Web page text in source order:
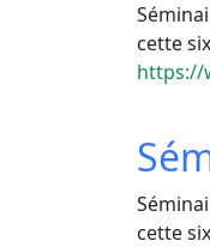
cette
https://
cette